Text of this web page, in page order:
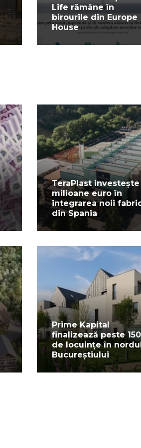
Life rămâne în
birourile din Europe
House
TeraPlast
milioane euro în
integrarea noii
din Spania
Prime Kapital
finalizează peste 150
de locuințe în
Bucureștiului